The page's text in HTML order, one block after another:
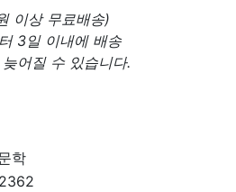
이상 무료배송)
3일 이내에 배송
어질 수 있습니다.
학